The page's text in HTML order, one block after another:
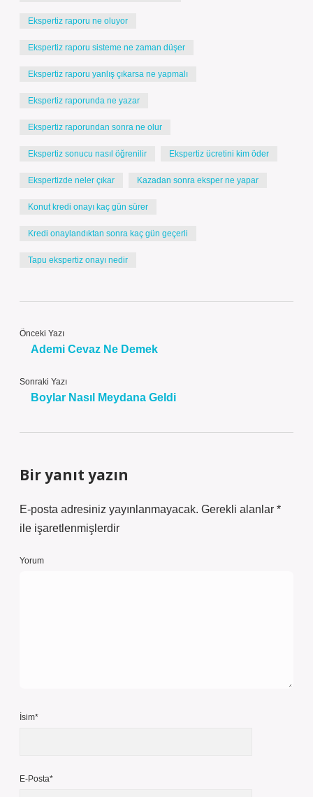
Ekspertiz raporu ne oluyor
Ekspertiz raporu sisteme ne zaman düşer
Ekspertiz raporu yanlış çıkarsa ne yapmalı
Ekspertiz raporunda ne yazar
Ekspertiz raporundan sonra ne olur
Ekspertiz sonucu nasıl öğrenilir Ekspertiz ücretini kim öder
Ekspertizde neler çıkar Kazadan sonra eksper ne yapar
Konut kredi onayı kaç gün sürer
Kredi onaylandıktan sonra kaç gün geçerli
Tapu ekspertiz onayı nedir
Önceki Yazı
Ademi Cevaz Ne Demek
Sonraki Yazı
Boylar Nasıl Meydana Geldi
Bir yanıt yazın
E-posta adresiniz yayınlanmayacak. Gerekli alanlar *
ile işaretlenmişlerdir
Yorum
İsim*
E-Posta*